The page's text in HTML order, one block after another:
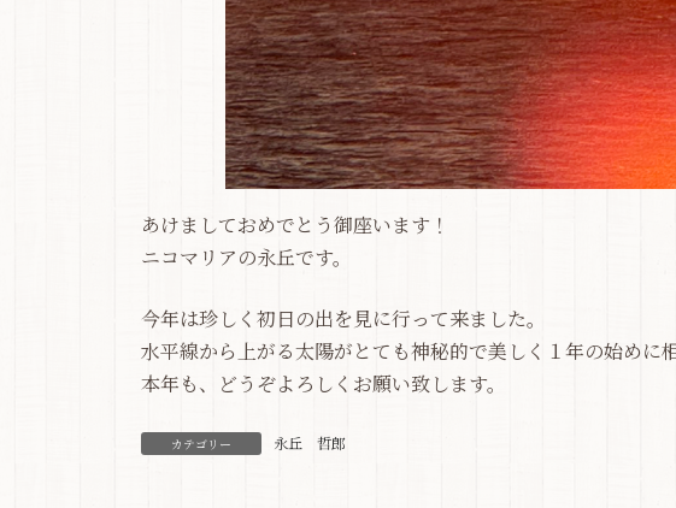
あけましておめでとう御座います！
ニコマリアの永丘です。
今年は珍しく初日の出を見に行って来ました。
水平線から上がる太陽がとても神秘的で美しく１年の始めに
本年も、どうぞよろしくお願い致します。
カテゴリー 永丘 哲郎